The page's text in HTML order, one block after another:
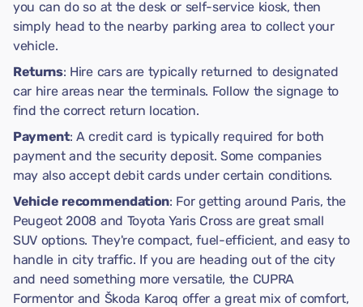
you can do so at the desk or self-service kiosk, then
simply head to the nearby parking area to collect your
vehicle.
Returns: Hire cars are typically returned to designated
car hire areas near the terminals. Follow the signage to
find the correct return location.
Payment: A credit card is typically required for both
payment and the security deposit. Some companies
may also accept debit cards under certain conditions.
Vehicle recommendation: For getting around Paris, the
Peugeot 2008 and Toyota Yaris Cross are great small
SUV options. They're compact, fuel-efficient, and easy to
handle in city traffic. If you are heading out of the city
and need something more versatile, the CUPRA
Formentor and Škoda Karoq offer a great mix of comfort,